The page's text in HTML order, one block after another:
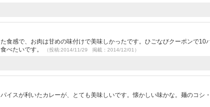
食感で、お肉は甘めの味付けで美味しかったです。ひごなびクーポンで10
べたいです。
（投稿:2014/11/29 掲載：2014/12/01）
イスが利いたカレーが、とても美味しいです。懐かしい味かな。麺のコシ